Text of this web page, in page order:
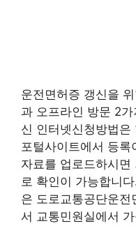
운전면허증 갱신을
과 오프라인 방문 2
신 인터넷신청방법은
포털사이트에서 등
자료를 업로드하시면
로 확인이 가능합니
은 도로교통공단운
서 교통민원실에서